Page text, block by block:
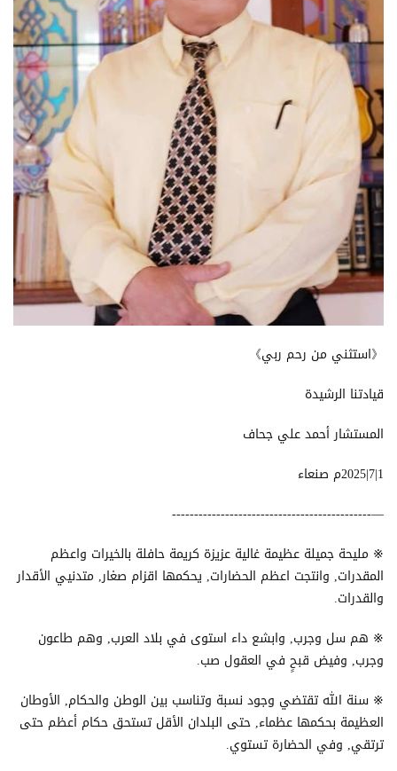
《استثني من رحم ربي》
قيادتنا الرشيدة
المستشار أحمد علي جحاف
1|7|2025م صنعاء
—---------------------------------------------
※ مليحة جميلة عظيمة غالية عزيزة كريمة حافلة بالخيرات واعظم
المقدرات, وانتجت اعظم الحضارات, يحكمها اقزام صغار, متدنيي الأقدار
والقدرات.
※ هم سل وجرب, وابشع داء استوى في بلاد العرب, وهم طاعون
وجرب, وفيض قبحٍ في العقول صب.
※ سنة الله تقتضي وجود نسبة وتناسب بين الوطن والحكام, الأوطان
العظيمة بحكمها عظماء, حتى البلدان الأقل تستحق حكام أعظم حتى
ترتقي, وفي الحضارة تستوي.